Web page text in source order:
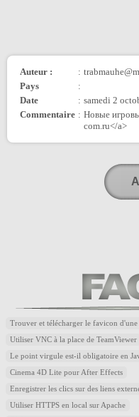
Auteur : :
Pays
:
Date
: samedi 2
Commentaire : Новые
com.ru</a>
Trouver et télécharger le favicon d'une
Utiliser VNC à la place de TeamViewer
Le point virgule est-il obligatoire en
Cinema 4D Lite pour After Effects
Enregistrer les clics sur des liens
Utiliser HTTPS en local sur Apache